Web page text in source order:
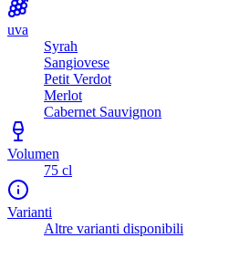
uva
Syrah
Sangiovese
Petit Verdot
Merlot
Cabernet Sauvignon
Volumen
75 cl
Varianti
Altre varianti disponibili